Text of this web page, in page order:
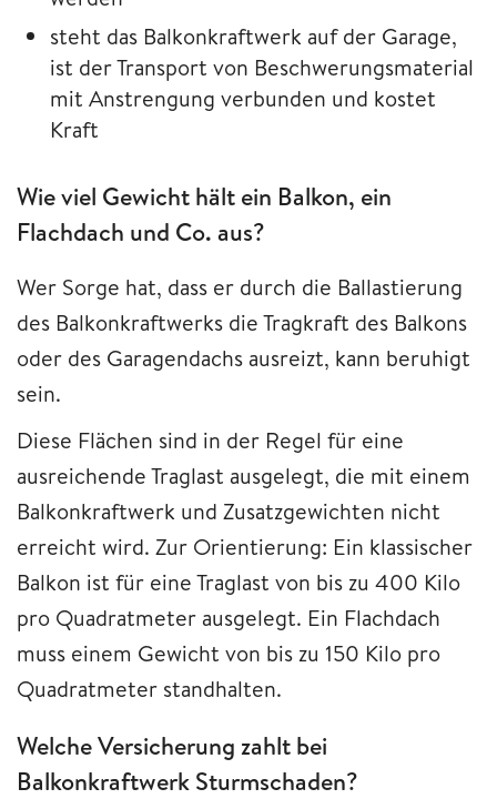
steht das Balkonkraftwerk auf der Garage,
ist der Transport von Beschwerungsmaterial
mit Anstrengung verbunden und kostet
Kraft
Wie viel Gewicht hält ein Balkon, ein
Flachdach und Co. aus?
Wer Sorge hat, dass er durch die Ballastierung
des Balkonkraftwerks die Tragkraft des Balkons
oder des Garagendachs ausreizt, kann beruhigt
sein.
Diese Flächen sind in der Regel für eine
ausreichende Traglast ausgelegt, die mit einem
Balkonkraftwerk und Zusatzgewichten nicht
erreicht wird. Zur Orientierung: Ein klassischer
Balkon ist für eine Traglast von bis zu 400 Kilo
pro Quadratmeter ausgelegt. Ein Flachdach
muss einem Gewicht von bis zu 150 Kilo pro
Quadratmeter standhalten.
Welche Versicherung zahlt bei
Balkonkraftwerk Sturmschaden?